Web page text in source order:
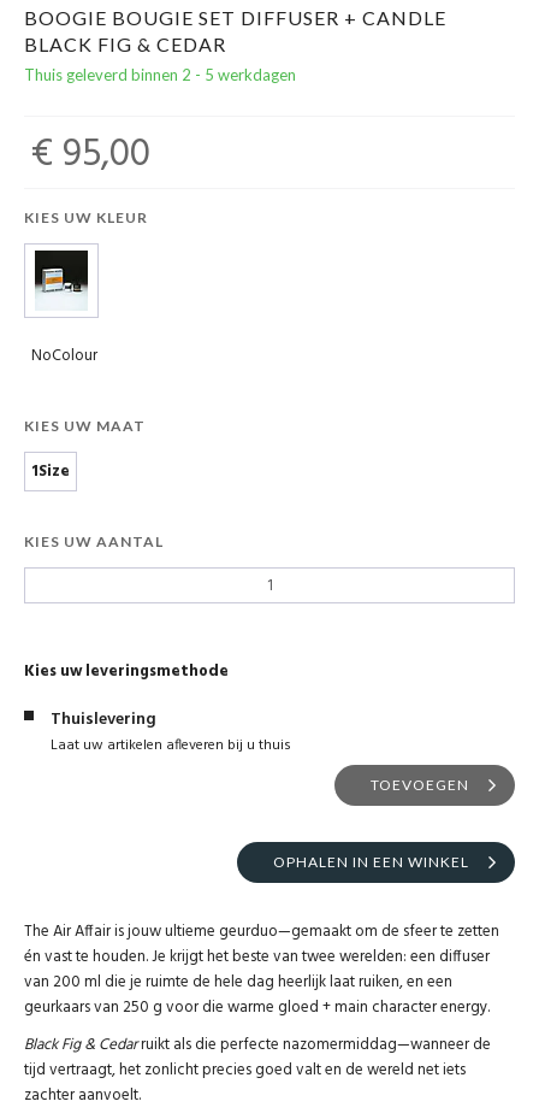
BOOGIE BOUGIE SET DIFFUSER + CANDLE
BLACK FIG & CEDAR
Thuis geleverd binnen 2 - 5 werkdagen
€ 95,00
KIES UW KLEUR
NoColour
KIES UW MAAT
1Size
KIES UW AANTAL
Kies uw leveringsmethode
Thuislevering
Laat uw artikelen afleveren bij u thuis
TOEVOEGEN
OPHALEN IN EEN WINKEL
The Air Affair is jouw ultieme geurduo—gemaakt om de sfeer te zetten
én vast te houden. Je krijgt het beste van twee werelden: een diffuser
van 200 ml die je ruimte de hele dag heerlijk laat ruiken, en een
geurkaars van 250 g voor die warme gloed + main character energy.
Black Fig & Cedarruikt als die perfecte nazomermiddag—wanneer de
tijd vertraagt, het zonlicht precies goed valt en de wereld net iets
zachter aanvoelt.